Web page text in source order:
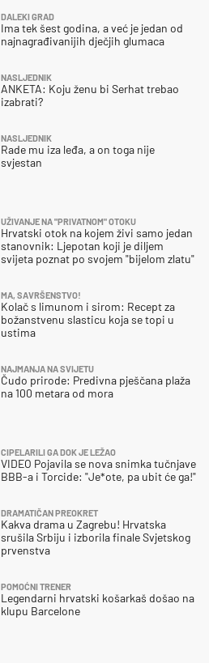
CIPELARILI GA DOK JE LEŽAO
VIDEO Pojavila se nova snimka tučnjave
BBB-a i Torcide: "Je*ote, pa ubit će ga!"
DRAMATIČAN PREOKRET
Kakva drama u Zagrebu! Hrvatska
srušila Srbiju i izborila finale Svjetskog
prvenstva
POMOĆNI TRENER
Legendarni hrvatski košarkaš došao na
klupu Barcelone
DALEKI GRAD
Ima tek šest godina, a već je jedan od
najnagrađivanijih dječjih glumaca
NASLJEDNIK
ANKETA: Koju ženu bi Serhat trebao
izabrati?
NASLJEDNIK
Rade mu iza leđa, a on toga nije
svjestan
UŽIVANJE NA "PRIVATNOM" OTOKU
Hrvatski otok na kojem živi samo jedan
stanovnik: Ljepotan koji je diljem
svijeta poznat po svojem "bijelom zlatu"
MA, SAVRŠENSTVO!
Kolač s limunom i sirom: Recept za
božanstvenu slasticu koja se topi u
ustima
NAJMANJA NA SVIJETU
Čudo prirode: Predivna pješčana plaža
na 100 metara od mora